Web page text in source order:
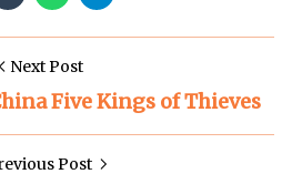
Next Post
Five Kings of Thieves
Post